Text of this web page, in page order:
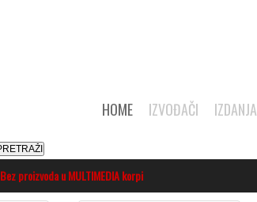
HOME IZVOĐAČI IZDANJA
Bez proizvoda u MULTIMEDIA korpi